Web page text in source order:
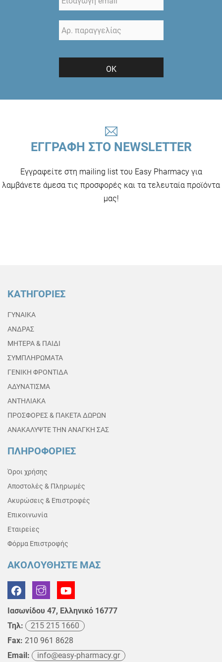
ΟΚ
ΕΓΓΡΑΦΗ ΣΤΟ NEWSLETTER
Εγγραφείτε στη mailing list του Easy Pharmacy για
λαμβάνετε άμεσα τις προσφορές και τα τελευταία προϊόντα
μας!
ΚΑΤΗΓΟΡΙΕΣ
ΓΥΝΑΙΚΑ
ΑΝΔΡΑΣ
ΜΗΤΕΡΑ & ΠΑΙΔΙ
ΣΥΜΠΛΗΡΩΜΑΤΑ
ΓΕΝΙΚΗ ΦΡΟΝΤΙΔΑ
ΑΔΥΝΑΤΙΣΜΑ
ΑΝΤΗΛΙΑΚΑ
ΠΡΟΣΦΟΡΕΣ & ΠΑΚΕΤΑ ΔΩΡΩΝ
ΑΝΑΚΑΛΥΨΤΕ ΤΗΝ ΑΝΑΓΚΗ ΣΑΣ
ΠΛΗΡΟΦΟΡΙΕΣ
Όροι χρήσης
Αποστολές & Πληρωμές
Ακυρώσεις & Επιστροφές
Επικοινωνία
Εταιρείες
Φόρμα Επιστροφής
ΑΚΟΛΟΥΘΗΣΤΕ ΜΑΣ
Ιασωνίδου 47, Ελληνικό 16777
Τηλ:
215 215 1660
Fax: 210 961 8628
Email:
info@easy-pharmacy.gr